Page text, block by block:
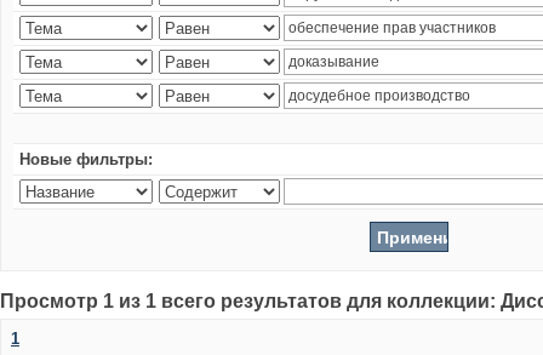
Новые фильтры:
Просмотр 1 из 1 всего результатов для коллекции:
1